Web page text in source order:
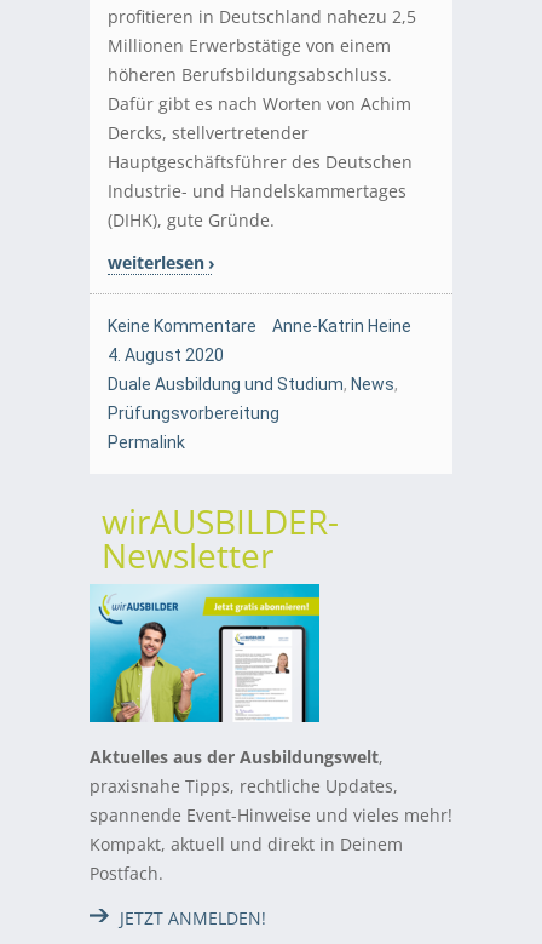
profitieren in Deutschland nahezu 2,5
Millionen Erwerbstätige von einem
höheren Berufsbildungsabschluss.
Dafür gibt es nach Worten von Achim
Dercks, stellvertretender
Hauptgeschäftsführer des Deutschen
Industrie- und Handelskammertages
(DIHK), gute Gründe.
weiterlesen
Keine Kommentare
Anne-Katrin Heine
4. August 2020
Duale Ausbildung und Studium, News,
Prüfungsvorbereitung
Permalink
wirAUSBILDER-
Newsletter
Aktuelles aus der Ausbildungswelt,
praxisnahe Tipps, rechtliche Updates,
spannende Event-Hinweise und vieles mehr!
Kompakt, aktuell und direkt in Deinem
Postfach.
JETZT ANMELDEN!